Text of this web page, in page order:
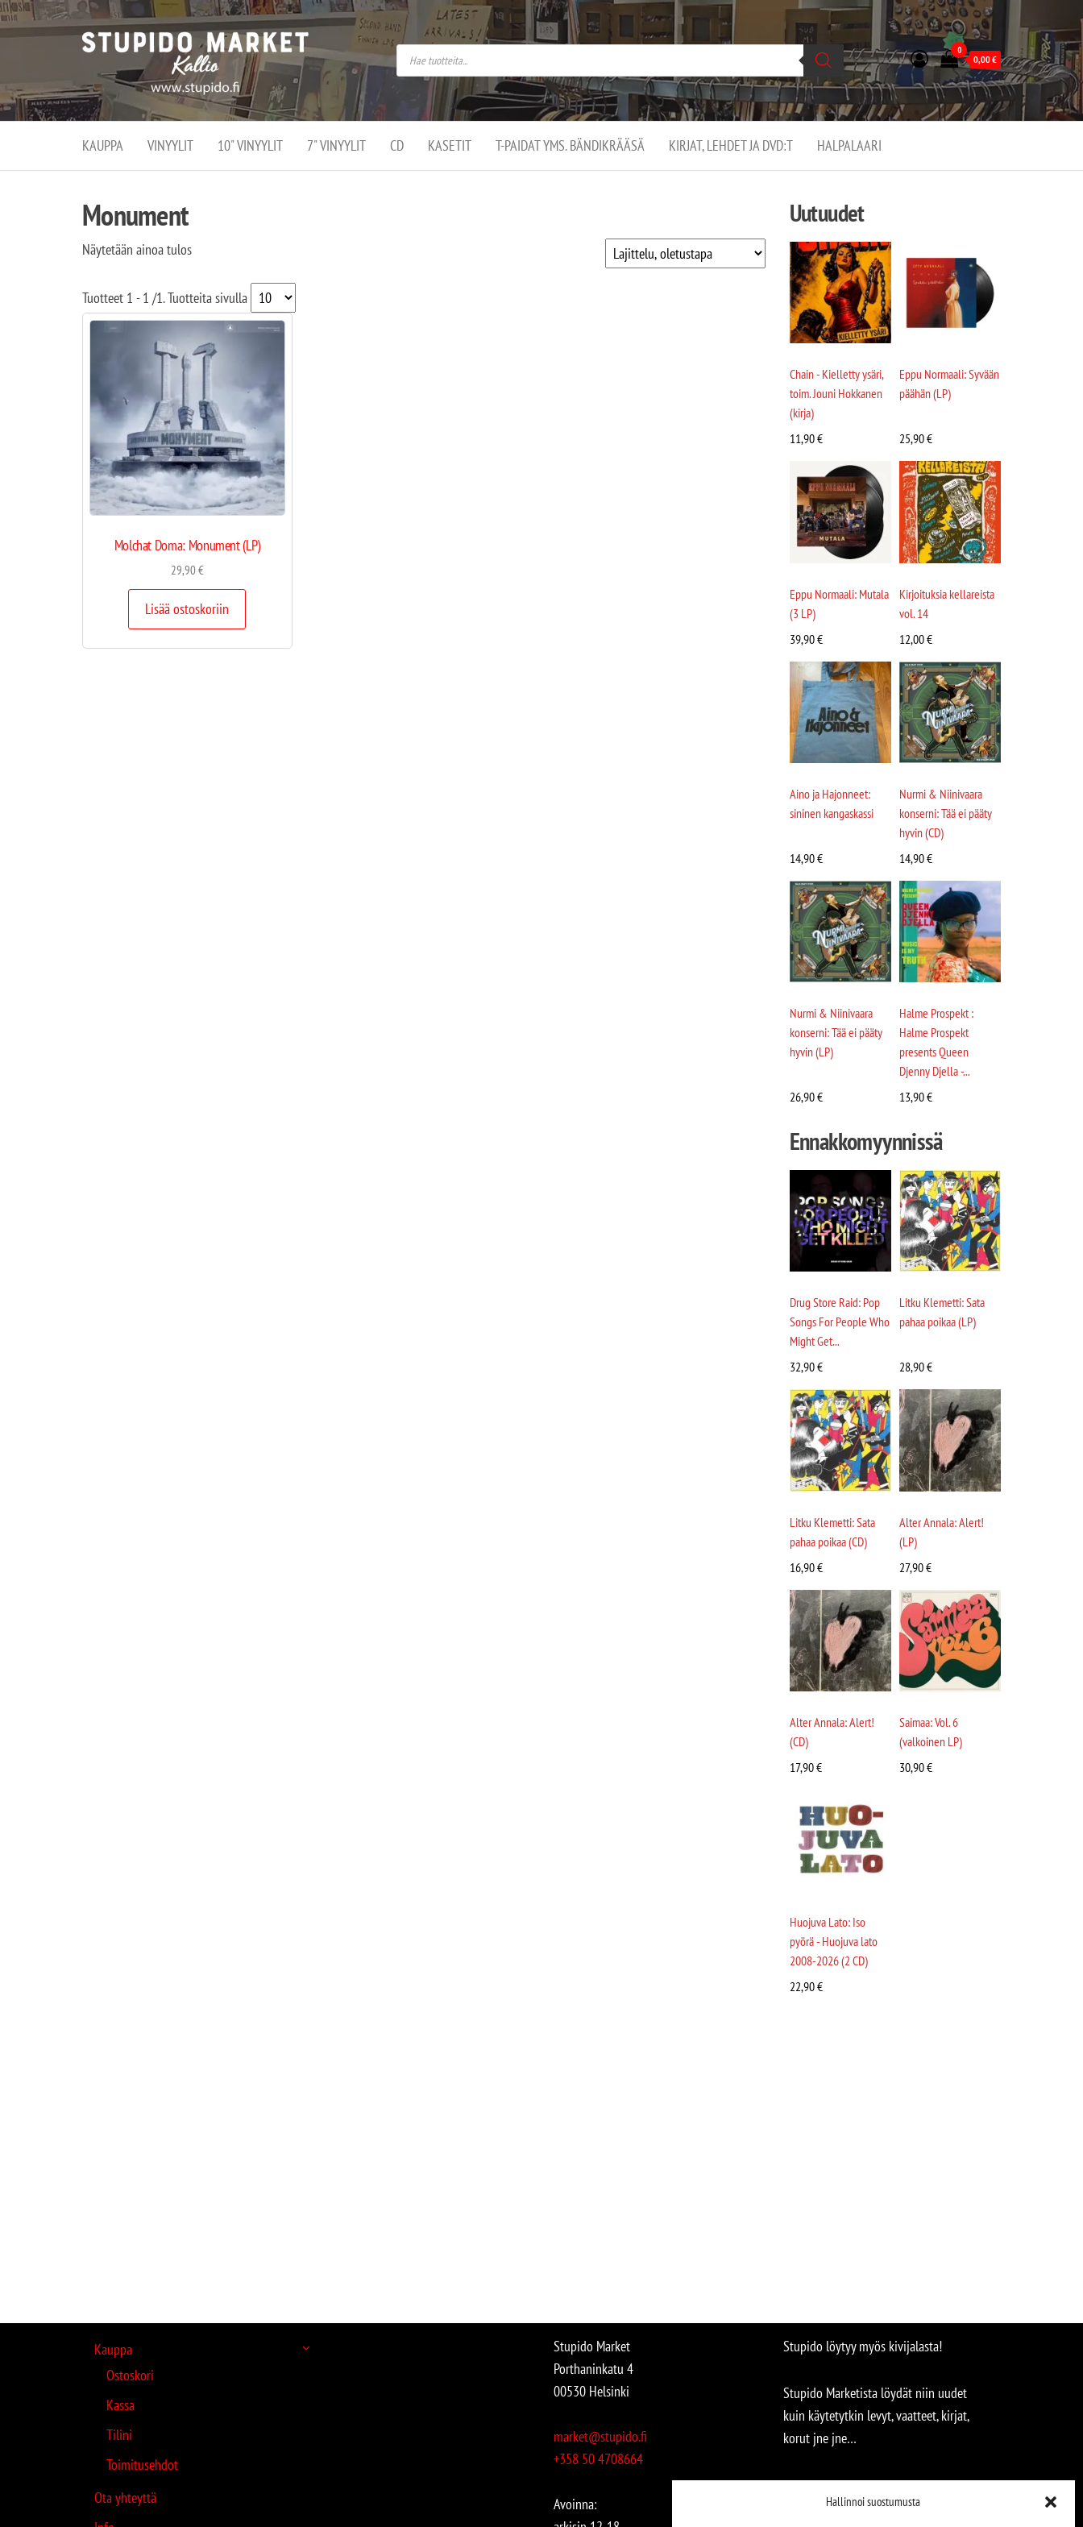
Hallinnoi suostumusta
Stupido
Market –
verkossa
ja
kivijalassa
Stupido Market on
vaihtoehtomusaan
erikoistunut
verkko- sekä
kivijalkakauppa
Helsingissä
Kallion
0
0,00€
KAUPPA VINYYLIT 10" VINYYLIT 7" VINYYLIT CD KASETIT T-PAIDAT YMS. BÄNDIKRÄÄSÄ KIRJAT, LEHDET JA DVD:T HALPALAARI
Monument
Näytetään ainoa tulos
Tuotteet 1 - 1 /1. Tuotteita sivulla
Molchat Doma: Monument (LP)
29,90€
Lisää ostoskoriin
Uutuudet
Chain - Kielletty ysäri,
toim. Jouni Hokkanen
(kirja)
11,90€
Eppu Normaali: Syvään
päähän (LP)
25,90€
Eppu Normaali: Mutala
(3 LP)
39,90€
Kirjoituksia kellareista
vol. 14
12,00€
Aino ja Hajonneet:
sininen kangaskassi
14,90€
Nurmi & Niinivaara
konserni: Tää ei pääty
hyvin (CD)
14,90€
Nurmi & Niinivaara
konserni: Tää ei pääty
hyvin (LP)
26,90€
Halme Prospekt :
Halme Prospekt
presents Queen
Djenny Djella -...
13,90€
Ennakkomyynnissä
Drug Store Raid: Pop
Songs For People Who
Might Get...
32,90€
Litku Klemetti: Sata
pahaa poikaa (LP)
28,90€
Litku Klemetti: Sata
pahaa poikaa (CD)
16,90€
Alter Annala: Alert!
(LP)
27,90€
Alter Annala: Alert!
(CD)
17,90€
Saimaa: Vol. 6
(valkoinen LP)
30,90€
Huojuva Lato: Iso
pyörä - Huojuva lato
2008-2026 (2 CD)
22,90€
Kauppa
Ostoskori
Kassa
Tilini
Toimitusehdot
Ota yhteyttä
Stupido Market
Porthaninkatu 4
00530 Helsinki
market@stupido.fi
+358 50 4708664
Avoinna:
Stupido löytyy myös kivijalasta!
Stupido Marketista löydät niin uudet
kuin käytetytkin levyt, vaatteet, kirjat,
korut jne jne…